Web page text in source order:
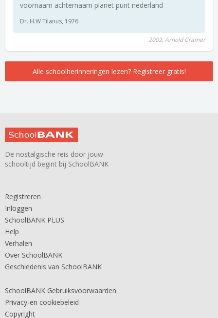
voornaam achternaam planet punt nederland
Dr. H.W Tilanus, 1976
2002, Arnold Cramer
Alle schoolherinneringen lezen? Registreer gratis!
De nostalgische reis door jouw
schooltijd begint bij SchoolBANK
Registreren
Inloggen
SchoolBANK PLUS
Help
Verhalen
Over SchoolBANK
Geschiedenis van SchoolBANK
SchoolBANK Gebruiksvoorwaarden
Privacy-en cookiebeleid
Copyright